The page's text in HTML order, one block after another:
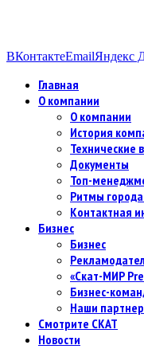
ВКонтактеEmailЯндекс
Главная
О компании
О компании
История
Технические
Документы
Топ-
Ритмы
Контактная
Бизнес
Бизнес
«Скат-МИР
Бизнес-
Наши
Смотрите СКАТ
Новости